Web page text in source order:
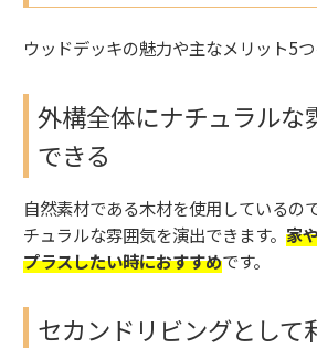
ウッドデッキの魅力や主なメリット5つ
外構全体にナチュラルな
できる
自然素材である木材を使用しているの
チュラルな雰囲気を演出できます。 家
プラスしたい時におすすめです。
セカンドリビングとして